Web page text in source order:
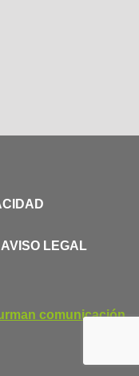
AVISO LEGAL
comunicación